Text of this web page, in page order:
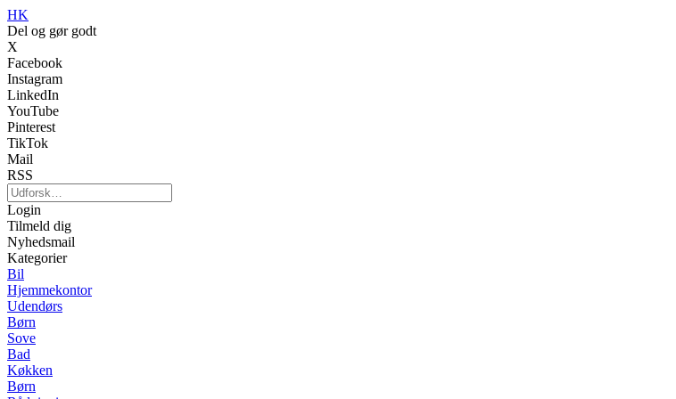
HK
Del og gør godt
X
Facebook
Instagram
LinkedIn
YouTube
Pinterest
TikTok
Mail
RSS
Login
Tilmeld dig
Nyhedsmail
Kategorier
Bil
Hjemmekontor
Udendørs
Børn
Sove
Bad
Køkken
Børn